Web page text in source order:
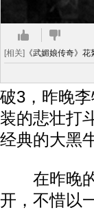
[相关] 《武媚娘传奇》花
破3，昨晚
装的悲壮打
经典的大黑
在昨晚的
开，不惜以